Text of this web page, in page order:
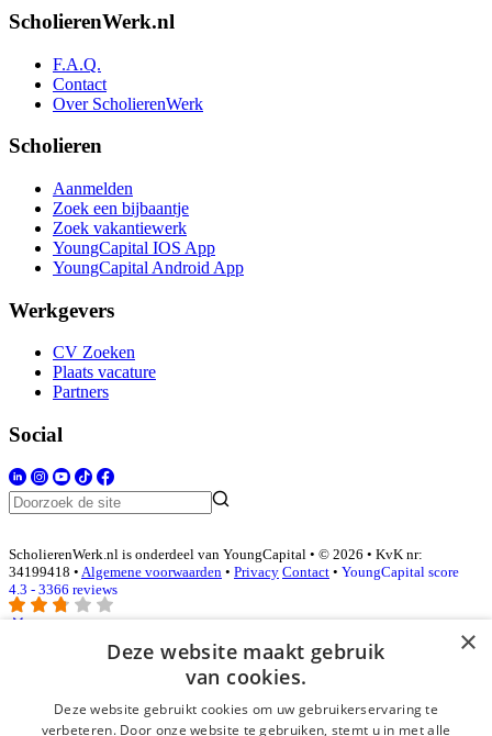
ScholierenWerk.nl
F.A.Q.
Contact
Over ScholierenWerk
Scholieren
Aanmelden
Zoek een bijbaantje
Zoek vakantiewerk
YoungCapital IOS App
YoungCapital Android App
Werkgevers
CV Zoeken
Plaats vacature
Partners
Social
ScholierenWerk.nl is onderdeel van YoungCapital • © 2026 • KvK nr:
34199418 • Algemene voorwaarden • Privacy Contact • YoungCapital score
4.3 - 3366 reviews
E-mail*
×
Deze website maakt gebruik
van cookies.
Deze website gebruikt cookies om uw gebruikerservaring te
verbeteren. Door onze website te gebruiken, stemt u in met alle